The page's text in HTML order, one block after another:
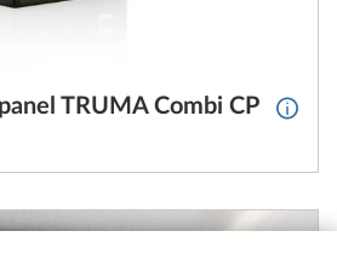
TRUMA Combi CP
Mer